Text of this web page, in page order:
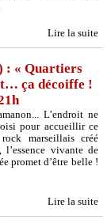
Lire la suite
: « Quartiers
ça décoiffe !
L’endroit ne
pour accueillir ce
marseillais créé
vivante de
promet d’être belle !
Lire la suite